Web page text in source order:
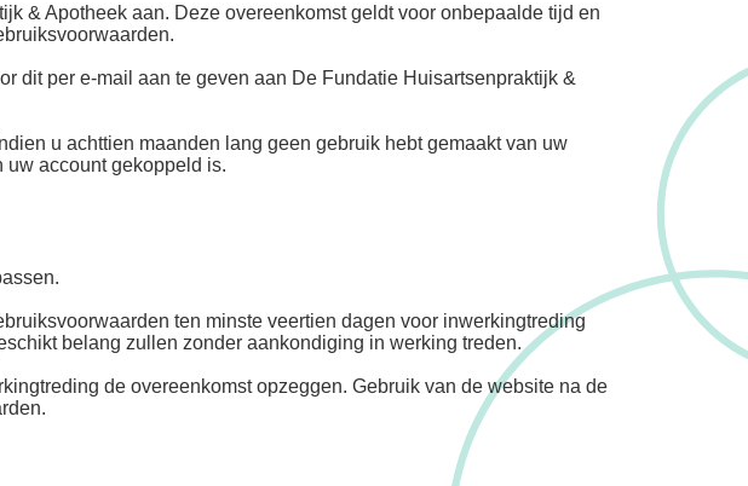
& Apotheek aan. Deze overeenkomst geldt voor onbepaalde tijd en
dit per e-mail aan te geven aan De Fundatie Huisartsenpraktijk &
u achttien maanden lang geen gebruik hebt gemaakt van uw
uw account gekoppeld is.
ten minste veertien dagen voor inwerkingtreding
belang zullen zonder aankondiging in werking treden.
de overeenkomst opzeggen. Gebruik van de website na de